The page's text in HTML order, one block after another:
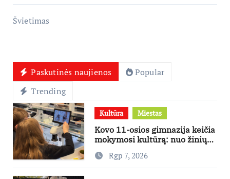
Švietimas
Paskutinės naujienos
Popular
Trending
Kultūra Miestas
Kovo 11-osios gimnazija keičia
mokymosi kultūrą: nuo žinių
kaupimo – prie jų supratimo ir
taikymo
Rgp 7, 2026